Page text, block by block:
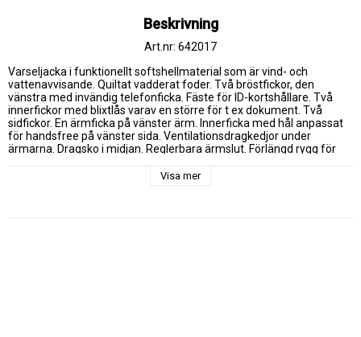
Beskrivning
Art.nr: 642017
Varseljacka i funktionellt softshellmaterial som är vind- och
vattenavvisande. Quiltat vadderat foder. Två bröstfickor, den
vänstra med invändig telefonficka. Fäste för ID-kortshållare. Två
innerfickor med blixtlås varav en större för t ex dokument. Två
sidfickor. En ärmficka på vänster ärm. Innerficka med hål anpassat
för handsfree på vänster sida. Ventilationsdragkedjor under
ärmarna. Dragsko i midjan. Reglerbara ärmslut. Förlängd rygg för
justerbar huva. Fleecefodrad krage och sidofickor för ökad komfort.
Visa mer